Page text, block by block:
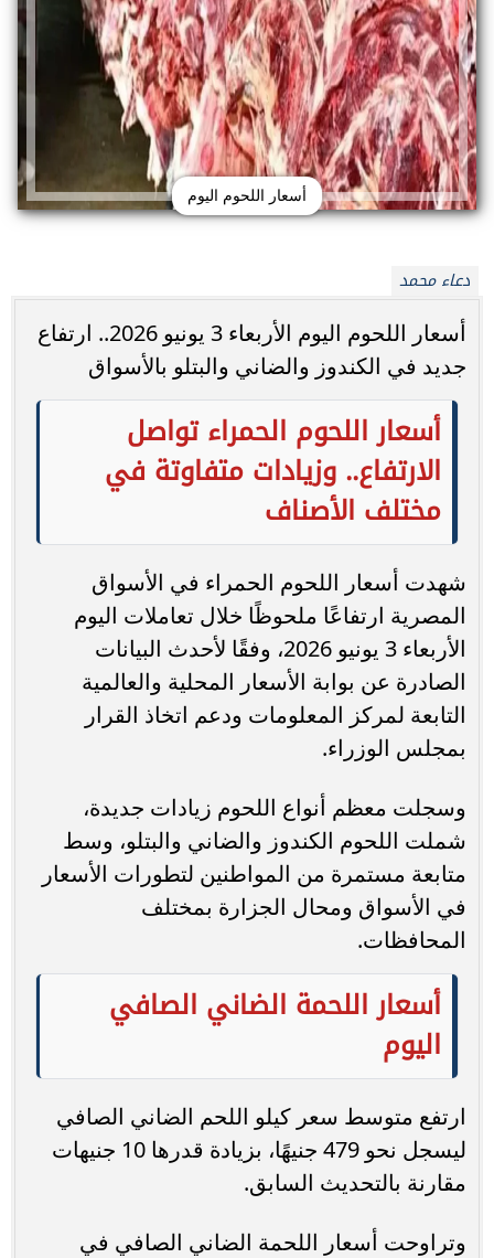
أسعار اللحوم اليوم
دعاء محمد
أسعار اللحوم اليوم الأربعاء 3 يونيو 2026.. ارتفاع
جديد في الكندوز والضاني والبتلو بالأسواق
أسعار اللحوم الحمراء تواصل
الارتفاع.. وزيادات متفاوتة في
مختلف الأصناف
شهدت أسعار اللحوم الحمراء في الأسواق
المصرية ارتفاعًا ملحوظًا خلال تعاملات اليوم
الأربعاء 3 يونيو 2026، وفقًا لأحدث البيانات
الصادرة عن بوابة الأسعار المحلية والعالمية
التابعة لمركز المعلومات ودعم اتخاذ القرار
بمجلس الوزراء.
وسجلت معظم أنواع اللحوم زيادات جديدة،
شملت اللحوم الكندوز والضاني والبتلو، وسط
متابعة مستمرة من المواطنين لتطورات الأسعار
في الأسواق ومحال الجزارة بمختلف
المحافظات.
أسعار اللحمة الضاني الصافي
اليوم
ارتفع متوسط سعر كيلو اللحم الضاني الصافي
ليسجل نحو 479 جنيهًا، بزيادة قدرها 10 جنيهات
مقارنة بالتحديث السابق.
وتراوحت أسعار اللحمة الضاني الصافي في